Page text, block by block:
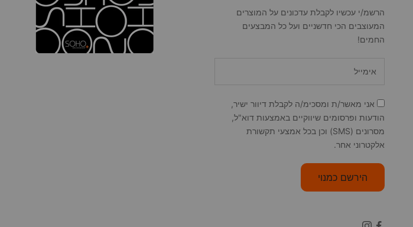
הרשמ/י עכשיו לקבלת עדכונים על המוצרים
המעוצבים הכי חדשניים ועל כל המבצעים
החמים!
אני מאשר/ת ומסכימ/ה לקבלת דיוור ישיר,
הודעות ופרסומים שיווקיים באמצעות דוא"ל,
מסרונים (SMS) וכן בכל אמצעי תקשורת
אלקטרוני אחר.
הירשם כמנוי